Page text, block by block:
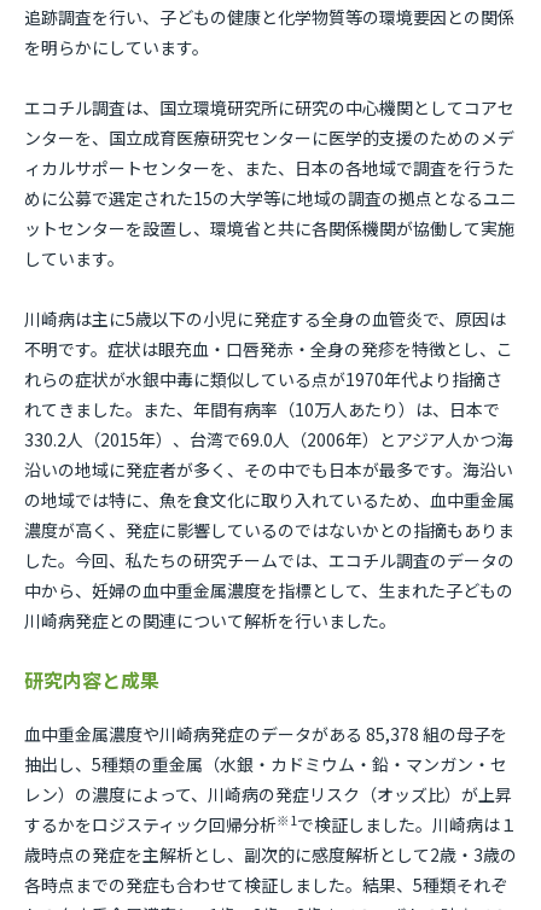
追跡調査を行い、子どもの健康と化学物質等の環境要因との関係
を明らかにしています。
エコチル調査は、国立環境研究所に研究の中心機関としてコアセ
ンターを、国立成育医療研究センターに医学的支援のためのメデ
ィカルサポートセンターを、また、日本の各地域で調査を行うた
めに公募で選定された15の大学等に地域の調査の拠点となるユニ
ットセンターを設置し、環境省と共に各関係機関が協働して実施
しています。
川崎病は主に5歳以下の小児に発症する全身の血管炎で、原因は
不明です。症状は眼充血・口唇発赤・全身の発疹を特徴とし、こ
れらの症状が水銀中毒に類似している点が1970年代より指摘さ
れてきました。また、年間有病率（10万人あたり）は、日本で
330.2人（2015年）、台湾で69.0人（2006年）とアジア人かつ海
沿いの地域に発症者が多く、その中でも日本が最多です。海沿い
の地域では特に、魚を食文化に取り入れているため、血中重金属
濃度が高く、発症に影響しているのではないかとの指摘もありま
した。今回、私たちの研究チームでは、エコチル調査のデータの
中から、妊婦の⾎中重⾦属濃度を指標として、⽣まれた⼦どもの
川崎病発症との関連について解析を⾏いました。
研究内容と成果
血中重金属濃度や川崎病発症のデータがある 85,378 組の母子を
抽出し、5種類の重金属（水銀・カドミウム・鉛・マンガン・セ
レン）の濃度によって、川崎病の発症リスク（オッズ比）が上昇
するかをロジスティック回帰分析※1 で検証しました。川崎病は１
歳時点の発症を主解析とし、副次的に感度解析として2歳・3歳の
各時点までの発症も合わせて検証しました。結果、5種類それぞ